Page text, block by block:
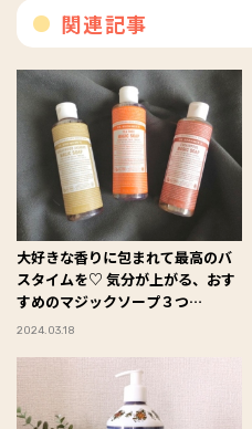
関連記事
大好きな香りに包まれて最高のバ
スタイムを♡ 気分が上がる、おす
すめのマジックソープ３つ
#Omezaトーク
2024.03.18